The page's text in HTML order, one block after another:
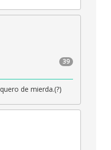
39
de mierda.(?)